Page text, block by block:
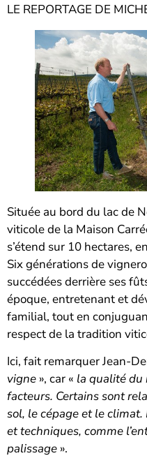
LE REPORTAGE DE
Située au bord du lac de
viticole de la Maison
s’étend sur 10 hectares,
Six générations de
succédées derrière ses
époque, entretenant et
familial, tout en
respect de la tradition
Ici, fait remarquer Jean-
vigne », car « la qualité du
facteurs. Certains sont
sol, le cépage et le
et techniques, comme
palissage ».